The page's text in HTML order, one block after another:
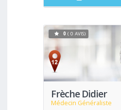
Frèche Didier
Médecin Généraliste
0 ( 0 AVIS)